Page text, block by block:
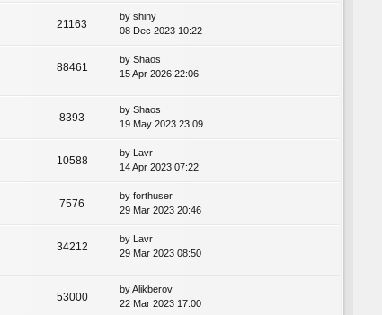
21163
by shiny
08 Dec 2023 10:22
88461
by Shaos
15 Apr 2026 22:06
8393
by Shaos
19 May 2023 23:09
10588
by
Lavr
14 Apr 2023 07:22
7576
by forthuser
29 Mar 2023 20:46
34212
by
Lavr
29 Mar 2023 08:50
53000
byAlikberov
22 Mar 2023 17:00